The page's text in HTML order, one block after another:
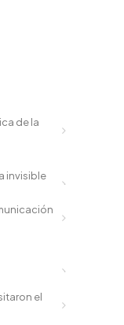
de la
invisible
el